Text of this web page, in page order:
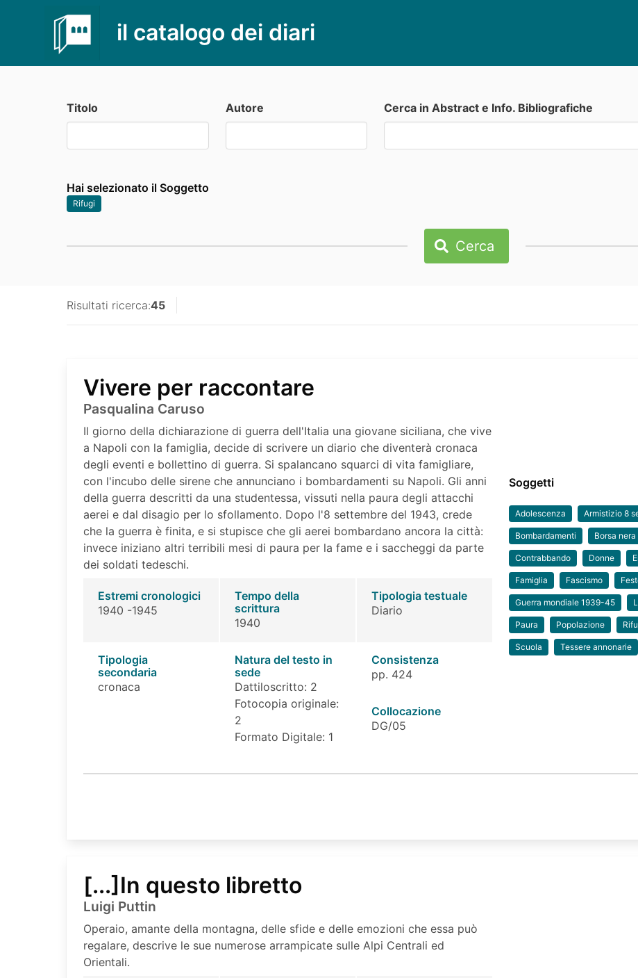
il catalogo dei diari
Titolo Autore Cerca in Abstract e Info. Bibliografiche
Hai selezionato il Soggetto
Rifugi
Cerca
Risultati ricerca:45
Vivere per raccontare
Pasqualina Caruso
Il giorno della dichiarazione di guerra dell'Italia una giovane siciliana, che vive
a Napoli con la famiglia, decide di scrivere un diario che diventerà cronaca
degli eventi e bollettino di guerra. Si spalancano squarci di vita famigliare,
con l'incubo delle sirene che annunciano i bombardamenti su Napoli. Gli anni
della guerra descritti da una studentessa, vissuti nella paura degli attacchi
aerei e dal disagio per lo sfollamento. Dopo l'8 settembre del 1943, crede
che la guerra è finita, e si stupisce che gli aerei bombardano ancora la città:
invece iniziano altri terribili mesi di paura per la fame e i saccheggi da parte
dei soldati tedeschi.
Estremi cronologici
1940 -1945
Tempo della
scrittura
1940
Tipologia testuale
Diario
Tipologia
secondaria
cronaca
Natura del testo in
sede
Dattiloscritto: 2
Fotocopia originale:
2
Formato Digitale: 1
Consistenza
pp. 424
Collocazione
DG/05
Soggetti
Adolescenza Armistizio 8
Bombardamenti Borsa nera
Contrabbando Donne
Famiglia Fascismo
Guerra mondiale 1939-45
Paura Popolazione
Scuola Tessere annonarie
[...]In questo libretto
Luigi Puttin
Operaio, amante della montagna, delle sfide e delle emozioni che essa può
regalare, descrive le sue numerose arrampicate sulle Alpi Centrali ed
Orientali.